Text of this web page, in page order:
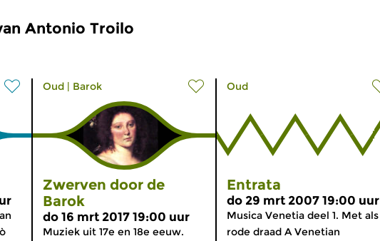
Antonio Troilo
Oud | Barok
Zwerven door de
Barok
do 16 mrt 2017 19:00 uur
Muziek uit 17e en 18e eeuw.
Oud
Entrata
do 29 mrt 2007 19:00 uur
Musica Venetia deel 1. Met als
rode draad A Venetian